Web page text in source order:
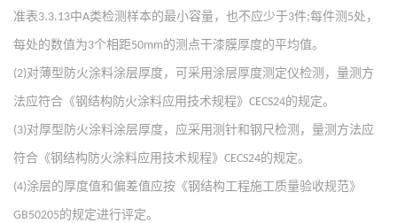
准表3.3.13中A类检测样本的最小容量，也不应少于3件;每件测 5处，
每处的数值为3个相距50mm的测点干漆膜厚度的平均值。
(2)对薄型防火涂料涂层厚度，可采用涂层厚度测定仪检测，量测方
法应符合《钢结构防火涂料应用技术规程》 CECS24的规定。
(3)对厚型防火涂料涂层厚度，应采用测针和钢尺检测，量测方法应
符合《钢结构防火涂料应用技术规程》 CECS24的规定。
(4)涂层的厚度值和偏差值应按《钢结构工程施工质量验收规范》
GB50205的规定进行评定。